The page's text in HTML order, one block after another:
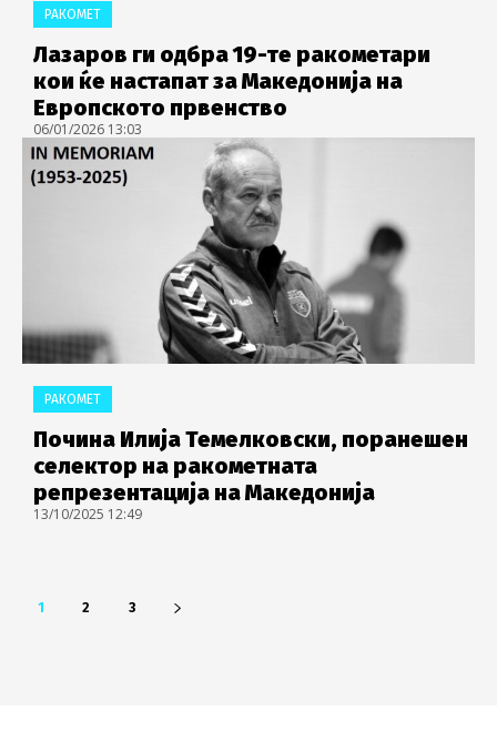
РАКОМЕТ
Лазаров ги одбра 19-те ракометари
кои ќе настапат за Македонија на
Европското првенство
06/01/2026 13:03
РАКОМЕТ
Почина Илија Темелковски, поранешен
селектор на ракометната
репрезентација на Македонија
13/10/2025 12:49
1 2 3